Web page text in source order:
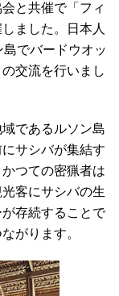
と共催で「フィ
ました。日本人
でバードウオッ
交流を行いまし
であるルソン島
サシバが集結す
つての密猟者は
客にサシバの生
存続することで
がります。